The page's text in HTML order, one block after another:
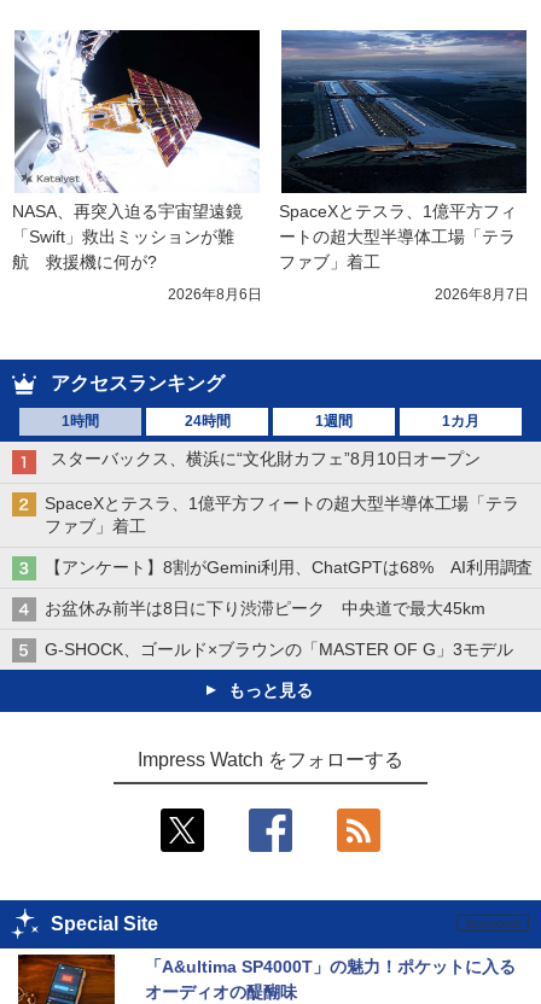
NASA、再突入迫る宇宙望遠鏡
「Swift」救出ミッションが難
航　救援機に何が?
2026年8月6日
SpaceXとテスラ、1億平方フィ
ートの超大型半導体工場「テラ
ファブ」着工
2026年8月7日
アクセスランキング
1時間 24時間 1週間 1カ月
スターバックス、横浜に“文化財カフェ”8月10日オープン
SpaceXとテスラ、1億平方フィートの超大型半導体工場「テラ
ファブ」着工
【アンケート】8割がGemini利用、ChatGPTは68% AI利用調査
お盆休み前半は8日に下り渋滞ピーク 中央道で最大45km
G-SHOCK、ゴールド×ブラウンの「MASTER OF G」3モデル
もっと見る
Impress Watch をフォローする
Special Site
「A&ultima SP4000T」の魅力！ポケットに入る
オーディオの醍醐味